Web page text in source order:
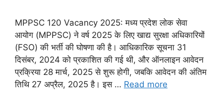
MPPSC 120 Vacancy 2025: मध्य प्रदेश लोक सेवा
आयोग (MPPSC) ने वर्ष 2025 के लिए खाद्य सुरक्षा अधिकारियों
(FSO) की भर्ती की घोषणा की है। आधिकारिक सूचना 31
दिसंबर, 2024 को प्रकाशित की गई थी, और ऑनलाइन आवेदन
प्रक्रिया 28 मार्च, 2025 से शुरू होगी, जबकि आवेदन की अंतिम
तिथि 27 अप्रैल, 2025 है। इस … Read more